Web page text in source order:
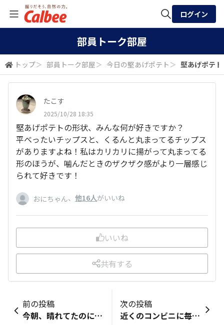
検索
ログイン
部員トーク部屋
トップ＞ 部員トーク部屋＞ 今日の堅あげポテト ＞ 堅あげポテ
たこす
2025/10/28 18:35
堅あげポテトの形状、みんな何が好きですか？
平べったいチップスと、くるんと丸まってるチップス
がありますよね！私はカリカリに揚がって丸まってる
形のほうが、噛んだときのザクザク感がより一層感じ
られて好きです！
おにちゃん、 他16人がいいね
いいね
共有する
前の投稿
今朝、晴れてたのに突然の雨☔ 外を見ると虹🌈が！！ それだけで幸せな気持ちに💕 虹🌈には不思議なパワーが ありますね〜✨️ 良いことありますように…☺️
次の投稿
近くのコンビニに毎週堅あげポテト新商品が更新されるところがある！絶対店員に堅あげポテトファンいるでしょ！